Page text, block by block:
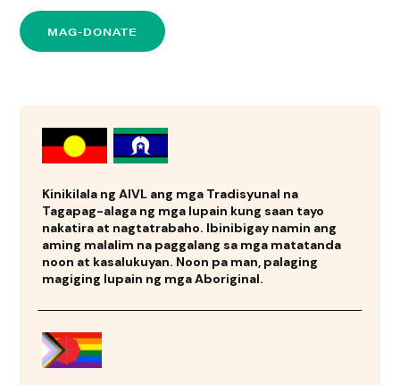
MAG-DONATE
Kinikilala ng AIVL ang mga Tradisyunal na
Tagapag-alaga ng mga lupain kung saan tayo
nakatira at nagtatrabaho. Ibinibigay namin ang
aming malalim na paggalang sa mga matatanda
noon at kasalukuyan. Noon pa man, palaging
magiging lupain ng mga Aboriginal.